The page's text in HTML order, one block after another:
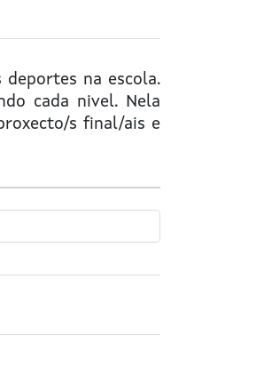
na escola.
cada nivel. Nela
s final/ais e